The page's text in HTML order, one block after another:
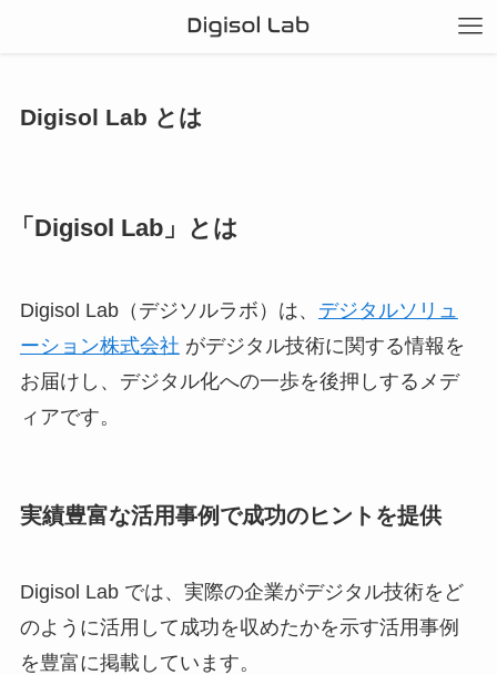
Digisol Lab とは
「Digisol Lab」とは
Digisol Lab（デジソルラボ）は、 デジタルソリュ
ーション株式会社 がデジタル技術に関する情報を
お届けし、デジタル化への一歩を後押しするメデ
ィアです。
実績豊富な活用事例で成功のヒントを提供
Digisol Lab では、実際の企業がデジタル技術をど
のように活用して成功を収めたかを示す活用事例
を豊富に掲載しています。